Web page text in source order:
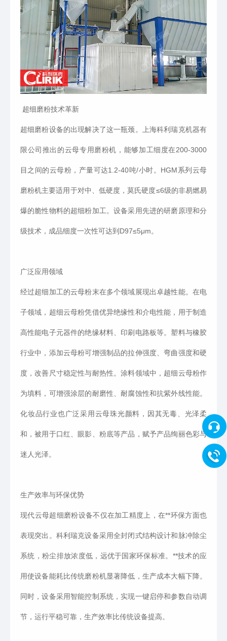
超细磨粉技术革新
超细磨粉设备的出现解决了这一瓶颈。上海科利瑞克机器有
限公司推出的云母专用磨粉机，能够加工细度在200-3000
目之间的云母粉，产量可达1.2-40吨/小时。HGM系列云母
磨粉机主要适用于对中、低硬度，莫氏硬度≤6级的非易燃易
爆的脆性物料的超细粉加工。设备采用先进的研磨原理和分
级技术，成品细度一次性可达到D97≤5μm。
广泛应用领域
经过超细加工的云母粉末在多个领域展现出卓越性能。在电
子领域，超细云母粉凭借优异绝缘性和介电性能，用于制造
高性能电子元器件的绝缘材料、印刷电路板等。塑料与橡胶
行业中，添加云母粉可增强制品的拉伸强度、弯曲强度和硬
度，改善尺寸稳定性与耐热性。涂料领域中，超细云母粉作
为填料，可增强涂层的耐磨性、耐腐蚀性和抗紫外线性能。
化妆品行业也广泛采用云母珠光颜料，因其无毒、光泽柔
和，被用于口红、眼影、粉底等产品，赋予产品绚丽色彩与
迷人光泽。
生产效率与环保优势
现代云母超细磨粉设备不仅在加工精度上，在**环保方面也
表现突出。科利瑞克设备采用全封闭式结构设计和脉冲除尘
系统，粉尘排放浓度低，远优于国家环保标准。**技术的应
用使设备能耗比传统磨粉机显著降低，生产成本大幅下降。
同时，设备采用智能控制系统，实现一键启停和参数自动调
节，运行平稳可靠，生产效率比传统设备提高。